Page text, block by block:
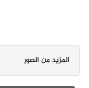
المزيد من الصور